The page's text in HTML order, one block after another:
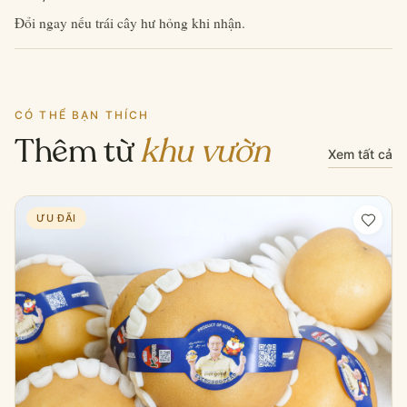
Đổi ngay nếu trái cây hư hỏng khi nhận.
CÓ THỂ BẠN THÍCH
Thêm từkhu vườn Xem tất cả
ƯU ĐÃI